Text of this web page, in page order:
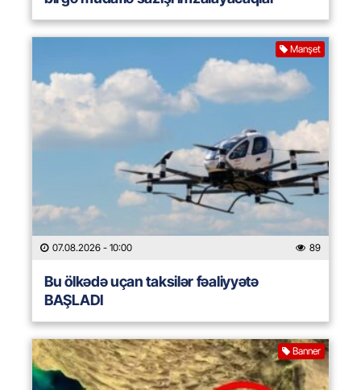
Manşet
07.08.2026 - 10:00 89
Bu ölkədə uçan taksilər fəaliyyətə
BAŞLADI
Banner